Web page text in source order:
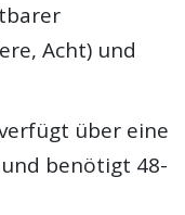
Acht) und
über eine
benötigt 48-